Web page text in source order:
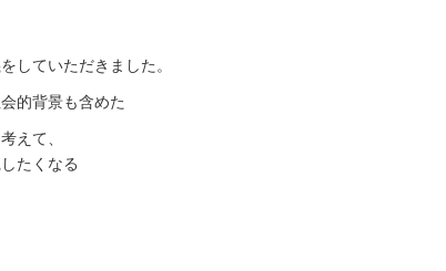
していただきました。
的背景も含めた
えて、
たくなる